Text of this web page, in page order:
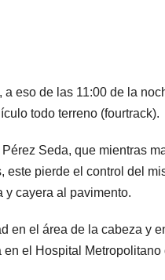
eso de las 11:00 de la
todo terreno (fourtrack).
Seda, que mientras
pierde el control del
y cayera al pavimento.
en el área de la cabeza y
el Hospital Metropolitano